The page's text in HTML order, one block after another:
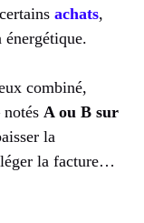
achats,
énergétique.
combiné,
A ou B sur
la
la facture…